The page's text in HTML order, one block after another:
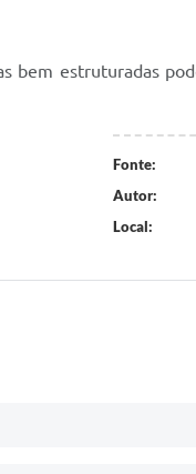
bem estruturadas
Fonte:
Autor:
Local: